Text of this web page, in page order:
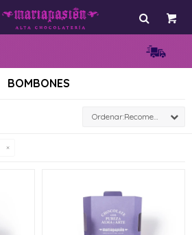
BOMBONES
Recomendados